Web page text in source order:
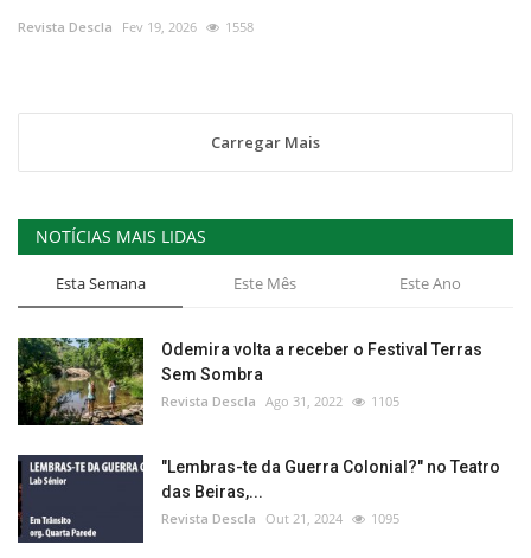
Revista Descla Fev 19, 2026 1558
Carregar Mais
NOTÍCIAS MAIS LIDAS
Esta Semana Este Mês Este Ano
Odemira volta a receber o Festival Terras
Sem Sombra
Revista Descla Ago 31, 2022 1105
"Lembras-te da Guerra Colonial?" no Teatro
das Beiras,...
Revista Descla Out 21, 2024 1095